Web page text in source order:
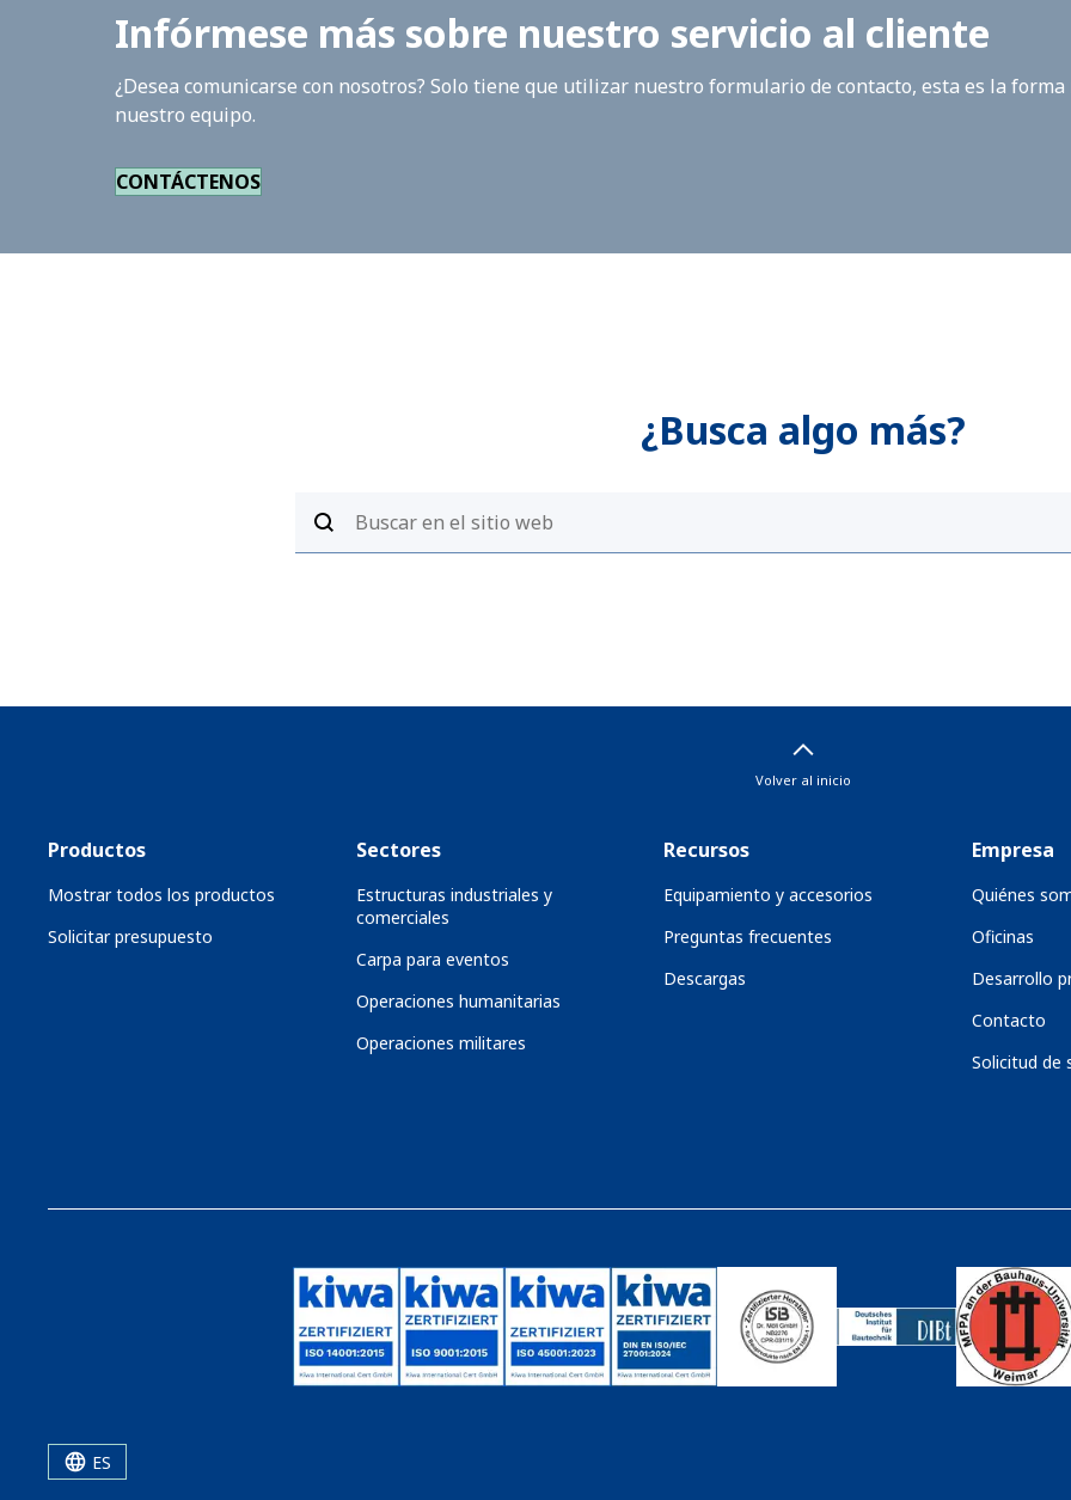
Infórmese más sobre nuestro servicio al cliente
¿Desea comunicarse con nosotros? Solo tiene que utilizar nuestro formulario de contacto, esta es la
nuestro equipo.
CONTÁCTENOS
¿Busca algo más?
Volver al inicio
Productos
Mostrar todos los productos
Solicitar presupuesto
Sectores
Estructuras industriales y
comerciales
Carpa para eventos
Operaciones humanitarias
Operaciones militares
Recursos
Equipamiento y accesorios
Preguntas frecuentes
Descargas
Empresa
Quiénes
Oficinas
Desarrollo
Contacto
Solicitud de
ES